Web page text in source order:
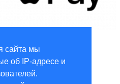
сайта мы
об IP-адресе и
global-adv.ru